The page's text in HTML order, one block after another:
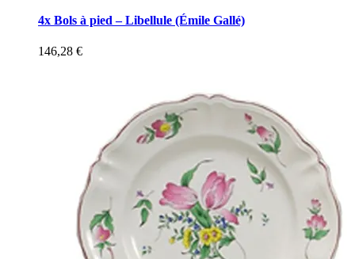
4x Bols à pied – Libellule (Émile Gallé)
146,28 €